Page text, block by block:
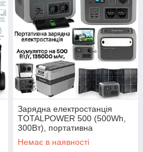
Зарядна електростанція
TOTALPOWER 500 (500Wh,
300Вт), портативна
станціядля телефонів,
ноутбуків, роутерів тощо
Немає в наявності